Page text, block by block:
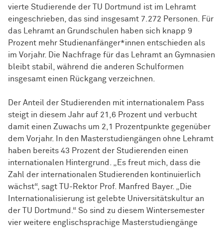
vierte Studierende der TU Dortmund ist im Lehramt
eingeschrieben, das sind insgesamt 7.272 Personen. Für
das Lehramt an Grundschulen haben sich knapp 9
Prozent mehr Studienanfänger*innen entschieden als
im Vorjahr. Die Nachfrage für das Lehramt an Gymnasien
bleibt stabil, während die anderen Schulformen
insgesamt einen Rückgang verzeichnen.
Der Anteil der Studierenden mit internationalem Pass
steigt in diesem Jahr auf 21,6 Prozent und verbucht
damit einen Zuwachs um 2,1 Prozentpunkte gegenüber
dem Vorjahr. In den Masterstudiengängen ohne Lehramt
haben bereits 43 Prozent der Studierenden einen
internationalen Hintergrund. „Es freut mich, dass die
Zahl der internationalen Studierenden kontinuierlich
wächst“, sagt TU-Rektor Prof. Manfred Bayer. „Die
Internationalisierung ist gelebte Universitätskultur an
der TU Dortmund.“ So sind zu diesem Wintersemester
vier weitere englischsprachige Masterstudiengänge